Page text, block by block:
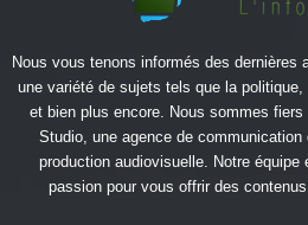
Nous vous tenons informés des dernières
une variété de sujets tels que la
et bien plus encore. Nous sommes fiers
Studio , une agence de
production audiovisuelle. Notre équipe
passion pour vous offrir des